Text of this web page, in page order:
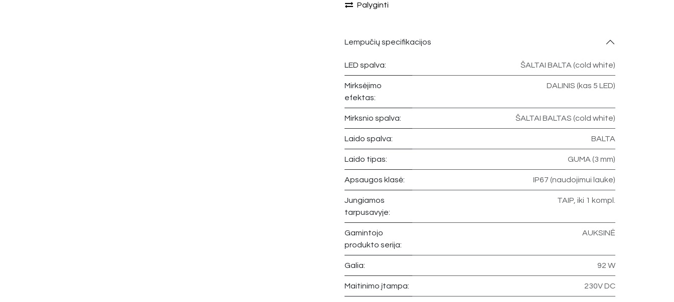
Palyginti
Lempučių specifikacijos
LED spalva: ŠALTAI BALTA (cold white)
Mirksėjimo
efektas:
DALINIS (kas 5 LED)
Mirksnio spalva: ŠALTAI BALTAS (cold white)
Laido spalva: BALTA
Laido tipas: GUMA (3 mm)
Apsaugos klasė: IP67 (naudojimui lauke)
Jungiamos
tarpusavyje:
TAIP, iki 1 kompl.
Gamintojo
produkto serija:
AUKSINĖ
Galia: 92 W
Maitinimo įtampa: 230V DC